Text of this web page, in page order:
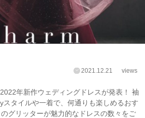
2021.12.21 views
年新作ウェディングドレスが発表！ 袖
スタイルや一着で、何通りも楽しめるおす
グリッターが魅力的なドレスの数々をご